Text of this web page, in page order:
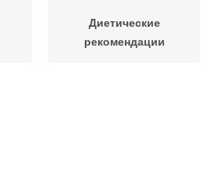
Диетические
рекомендации